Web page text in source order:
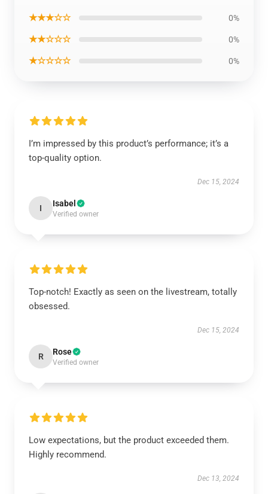
★★★☆☆ 0%
★★☆☆☆ 0%
★☆☆☆☆ 0%
I’m impressed by this product’s performance; it’s a
top-quality option.
Dec 15, 2024
I Isabel
Verified owner
Top-notch! Exactly as seen on the livestream, totally
obsessed.
Dec 15, 2024
R Rose
Verified owner
Low expectations, but the product exceeded them.
Highly recommend.
Dec 13, 2024